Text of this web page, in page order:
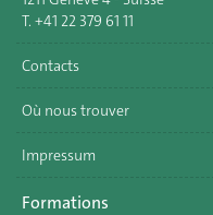
T. +41 22 379 61 11
Contacts
Où nous trouver
Impressum
Formations